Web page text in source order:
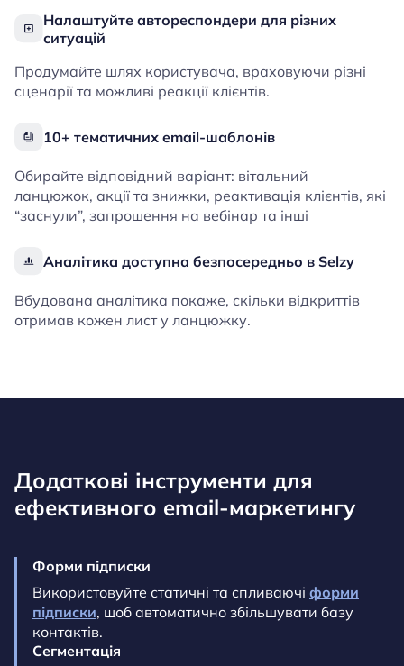
Налаштуйте автореспондери для різних
ситуацій
Продумайте шлях користувача, враховуючи різні
сценарії та можливі реакції клієнтів.
10+ тематичних email-шаблонів
Обирайте відповідний варіант: вітальний
ланцюжок, акції та знижки, реактивація клієнтів, які
“заснули”, запрошення на вебінар та інші
Аналітика доступна безпосередньо в Selzy
Вбудована аналітика покаже, скільки відкриттів
отримав кожен лист у ланцюжку.
Додаткові інструменти для
ефективного email-маркетингу
Форми підписки
Використовуйте статичні та спливаючі форми
підписки, щоб автоматично збільшувати базу
контактів.
Сегментація